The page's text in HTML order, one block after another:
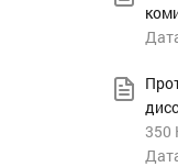
350